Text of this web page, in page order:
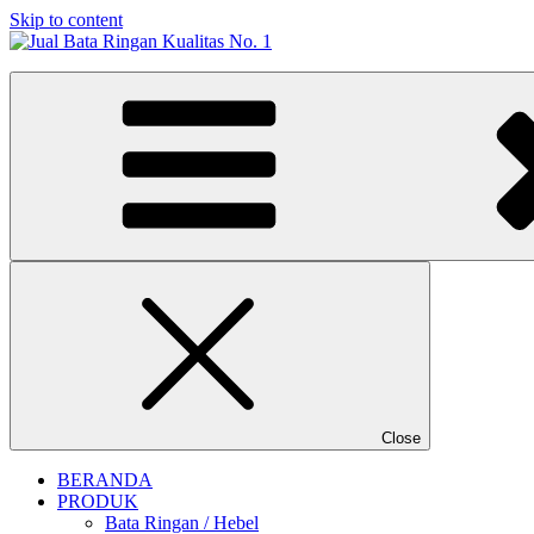
Skip to content
Jual Bata Ringan Kualitas No. 1
Harga Terbaik 2026
Close
BERANDA
PRODUK
Bata Ringan / Hebel